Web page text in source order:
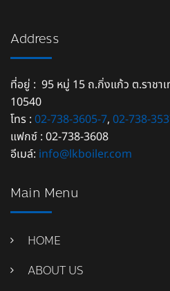
Address
ที่อยู่ : 95 หมู่ 15 ถ.กิ่งแก้ว ต.ราชา
10540
โทร : 02-738-3605-7, 02-738-
แฟกซ์ : 02-738-3608
อีเมล์: info@lkboiler.com
Main Menu
HOME
ABOUT US